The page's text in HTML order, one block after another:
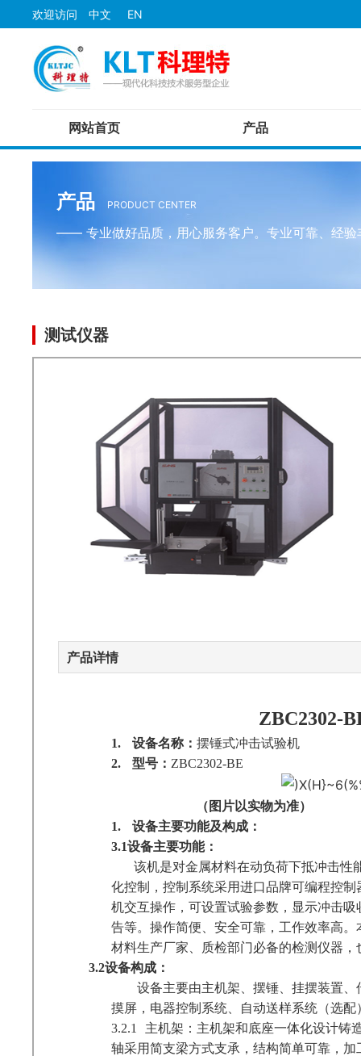
欢迎访问 中文 EN
网站首页 产品
光电传感器
光纤传感器
激光传感器
无损检测仪
产品 PRODUCT CENTER
—— 专业做好品质，用心服务客户。专业可靠、经验
测试仪器
产品详情
ZBC2302-
1. 设备名称： 摆锤式冲击试验机
2.
型号： ZBC2302-BE
（图片以实物为准）
1.
设备主要功能及构成：
3.1设备主要功能：
该机是对金属材料在动负荷下抵冲击性
化控制，控制系统采用进口品牌可编程控
机交互操作，可设置试验参数，显示冲击
告等。操作简便、安全可靠，工作效率高
材料生产厂家、质检部门必备的检测仪器
3.2设备构成：
设备主要由主机架、摆锤、挂摆装置
摸屏，电器控制系统、自动送样系统（选
3.2.1
主机架：主机架和底座一体化设计铸
轴采用简支梁方式支承，结构简单可靠，